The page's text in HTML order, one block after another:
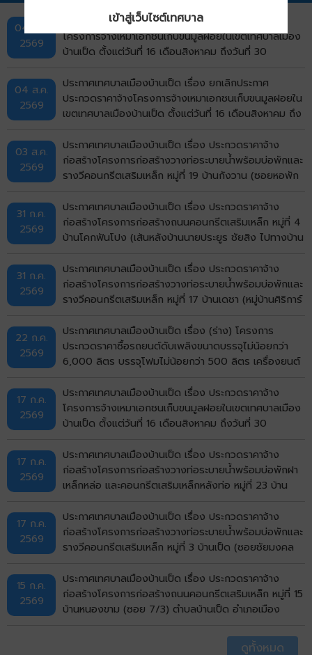
04 ส.ค.
2569
ประกาศเทศบาลเมืองบ้านเป็ด เรื่อง ประกวดราคาจ้าง
โครงการจ้างเหมาเอกชนเก็บขนมูลฝอยในเขตเทศบาลเมือง
บ้านเป็ด ตั้งแต่วันที่ 16 เดือนสิงหาคม ถึงวันที่ 30
(e-bidding)
04 ส.ค.
2569
ประกาศเทศบาลเมืองบ้านเป็ด เรื่อง ยกเลิกประกาศ
ประกวดราคาจ้างโครงการจ้างเหมาเอกชนเก็บขนมูลฝอยใน
เขตเทศบาลเมืองบ้านเป็ด ตั้งแต่วันที่ 16 เดือนสิงหาคม ถึง
อิเล็กทรอนิกส์ (e-bidding)
03 ส.ค.
2569
ประกาศเทศบาลเมืองบ้านเป็ด เรื่อง ประกวดราคาจ้าง
ก่อสร้างโครงการก่อสร้างวางท่อระบายน้ำพร้อมบ่อพักและ
รางวีคอนกรีตเสริมเหล็ก หมู่ที่ 19 บ้านกังวาน (ซอยหอพัก
ขอนแก่น จังหวัดขอนแก่น ด้วยวิธีประกวดราคา
อิเล็กทรอนิกส์ (e-bidding)
31 ก.ค.
2569
ประกาศเทศบาลเมืองบ้านเป็ด เรื่อง ประกวดราคาจ้าง
ก่อสร้างโครงการก่อสร้างถนนคอนกรีตเสริมเหล็ก หมู่ที่ 4
บ้านโคกฟันโปง (เส้นหลังบ้านนายประยูร ชัยสิง ไปทางบ้าน
จังหวัดขอนแก่น ด้วยวิธีประกวดราคาอิเล็กทรอนิกส์ (e-
bidding)
31 ก.ค.
2569
ประกาศเทศบาลเมืองบ้านเป็ด เรื่อง ประกวดราคาจ้าง
ก่อสร้างโครงการก่อสร้างวางท่อระบายน้ำพร้อมบ่อพักและ
รางวีคอนกรีตเสริมเหล็ก หมู่ที่ 17 บ้านเดชา (หมู่บ้านศิริการ์
ด้วยวิธีประกวดราคาอิเล็กทรอนิกส์ (e-bidding)
22 ก.ค.
2569
ประกาศเทศบาลเมืองบ้านเป็ด เรื่อง (ร่าง) โครงการ
ประกวดราคาซื้อรถยนต์ดับเพลิงขนาดบรรจุไม่น้อยกว่า
6,000 ลิตร บรรจุโฟมไม่น้อยกว่า 500 ลิตร เครื่องยนต์
ตั้งระบบปั๊มแรงดันสูงและอุปกรณ์ในการดับเพลิงครบชุด
จำนวน 1 คัน ด้วยวิธีประกวดราคาอิเล็กทรอนิกส์ (e-
bidding)
17 ก.ค.
2569
ประกาศเทศบาลเมืองบ้านเป็ด เรื่อง ประกวดราคาจ้าง
โครงการจ้างเหมาเอกชนเก็บขนมูลฝอยในเขตเทศบาลเมือง
บ้านเป็ด ตั้งแต่วันที่ 16 เดือนสิงหาคม ถึงวันที่ 30
(e-bidding)
17 ก.ค.
2569
ประกาศเทศบาลเมืองบ้านเป็ด เรื่อง ประกวดราคาจ้าง
ก่อสร้างโครงการก่อสร้างวางท่อระบายน้ำพร้อมบ่อพักฝา
เหล็กหล่อ และคอนกรีตเสริมเหล็กหลังท่อ หมู่ที่ 23 บ้าน
อำเภอเมืองขอนแก่น จังหวัดขอนแก่น ด้วยวิธีประกวดราคา
อิเล็กทรอนิกส์ (e-bidding)
17 ก.ค.
2569
ประกาศเทศบาลเมืองบ้านเป็ด เรื่อง ประกวดราคาจ้าง
ก่อสร้างโครงการก่อสร้างวางท่อระบายน้ำพร้อมบ่อพักและ
รางวีคอนกรีตเสริมเหล็ก หมู่ที่ 3 บ้านเป็ด (ซอยชัยมงคล
ขอนแก่น ด้วยวิธีประกวดราคาอิเล็กทรอนิกส์ (e-bidding)
15 ก.ค.
2569
ประกาศเทศบาลเมืองบ้านเป็ด เรื่อง ประกวดราคาจ้าง
ก่อสร้างโครงการก่อสร้างถนนคอนกรีตเสริมเหล็ก หมู่ที่ 15
บ้านหนองขาม (ซอย 7/3) ตำบลบ้านเป็ด อำเภอเมือง
ดูทั้งหมด
เข้าสู่เว็บไซต์เทศบาล